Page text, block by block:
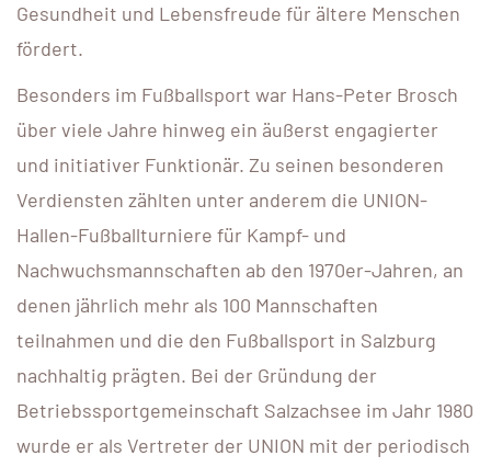
Gesundheit und Lebensfreude für ältere Menschen
fördert.
Besonders im Fußballsport war Hans-Peter Brosch
über viele Jahre hinweg ein äußerst engagierter
und initiativer Funktionär. Zu seinen besonderen
Verdiensten zählten unter anderem die UNION-
Hallen-Fußballturniere für Kampf- und
Nachwuchsmannschaften ab den 1970er-Jahren, an
denen jährlich mehr als 100 Mannschaften
teilnahmen und die den Fußballsport in Salzburg
nachhaltig prägten. Bei der Gründung der
Betriebssportgemeinschaft Salzachsee im Jahr 1980
wurde er als Vertreter der UNION mit der periodisch